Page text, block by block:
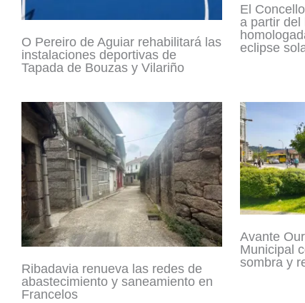
O Pereiro de Aguiar rehabilitará las
instalaciones deportivas de
Tapada de Bouzas y Vilariño
El
a partir del
eclipse
Ribadavia renueva las redes de
abastecimiento y saneamiento en
Francelos
Avante
Municipal
sombra y